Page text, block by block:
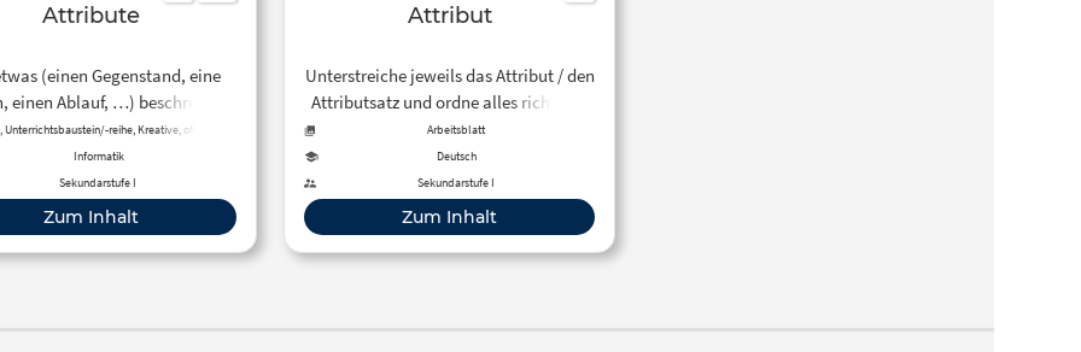
Attribute
(einen Gegenstand, eine
einen Ablauf, …) beschreiben
nennt man dessen
In der Informatik geht
auch darum, Dinge mit ihren
zu beschreiben.
nennt man Attribute.
Unterrichtsbaustein/-reihe, Kreative, offene
Informatik
Sekundarstufe I
Zum Inhalt
Attribut
Unterstreiche jeweils das Attribut / den
Attributsatz und ordne alles richtig in
die Zeilen ein.
Arbeitsblatt
Deutsch
Sekundarstufe I
Zum Inhalt